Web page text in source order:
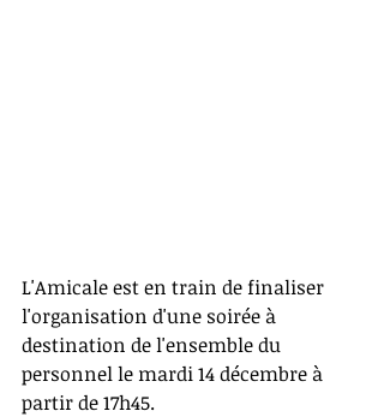
L'Amicale est en train de finaliser
l'organisation d'une soirée à
destination de l'ensemble du
personnel le mardi 14 décembre à
partir de 17h45.